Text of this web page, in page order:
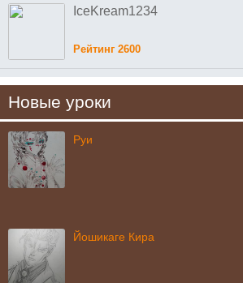
IceKream1234
Рейтинг 2600
Новые уроки
Руи
Йошикаге Кира